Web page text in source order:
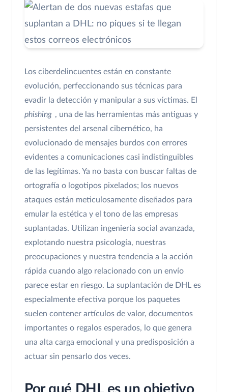
Los ciberdelincuentes están en constante
evolución, perfeccionando sus técnicas para
evadir la detección y manipular a sus víctimas. El
phishing , una de las herramientas más antiguas y
persistentes del arsenal cibernético, ha
evolucionado de mensajes burdos con errores
evidentes a comunicaciones casi indistinguibles
de las legítimas. Ya no basta con buscar faltas de
ortografía o logotipos pixelados; los nuevos
ataques están meticulosamente diseñados para
emular la estética y el tono de las empresas
suplantadas. Utilizan ingeniería social avanzada,
explotando nuestra psicología, nuestras
preocupaciones y nuestra tendencia a la acción
rápida cuando algo relacionado con un envío
parece estar en riesgo. La suplantación de DHL es
especialmente efectiva porque los paquetes
suelen contener artículos de valor, documentos
importantes o regalos esperados, lo que genera
una alta carga emocional y una predisposición a
actuar sin pensarlo dos veces.
Por qué DHL es un objetivo